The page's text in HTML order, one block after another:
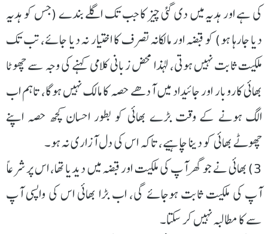
کی ہے اور ہدیہ میں دی گئی چیز کا جب تک اگلے بندے (جس کو ہدیہ
دیا جارہا ہو) کو قبضہ اور مالکانہ تصرف کا اختیار نہ دیا جائے، تب تک
ملکیت ثابت نہیں ہوتی، لہذا محض زبانی کلامی کہنے کی وجہ سے چھوٹا
بھائی کاروبار اور جائیداد میں آدھے حصہ کا مالک نہیں ہوگا، تاہم اب
الگ ہونے کے وقت بڑے بھائی کو بطور احسان کچھ حصہ اپنے
چھوٹے بھائی کو دینا چاہیے، تاکہ اس کی دل آزاری نہ ہو۔
3) بھائی نے جو گھر آپ کی ملکیت اور قبضہ میں دیدیا تھا، اس پر شرعاً
آپ کی ملکیت ثابت ہوجائے گی، اب بڑا بھائی اس کی واپسی آپ
سے کا مطالبہ نہیں کر سکتا۔